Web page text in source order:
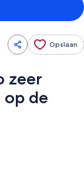
Opslaan
zeer
de